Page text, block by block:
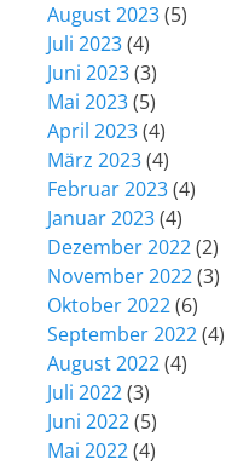
August 2023(5)
Juli 2023(4)
Juni 2023(3)
Mai 2023(5)
April 2023(4)
März 2023(4)
Februar 2023(4)
Januar 2023(4)
Dezember 2022(2)
November 2022(3)
Oktober 2022(6)
September 2022(4)
August 2022(4)
Juli 2022(3)
Juni 2022(5)
Mai 2022(4)